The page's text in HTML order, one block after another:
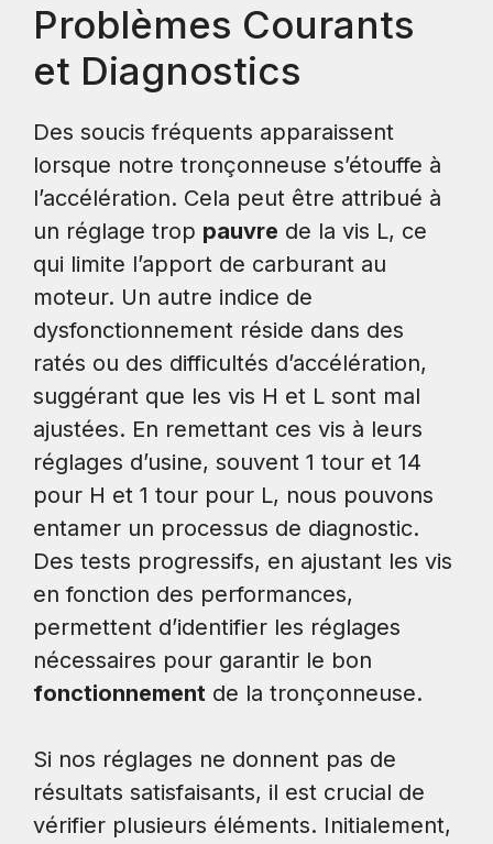
Problèmes Courants
et Diagnostics
Des soucis fréquents apparaissent
lorsque notre tronçonneuse s’étouffe à
l’accélération. Cela peut être attribué à
un réglage trop pauvre de la vis L, ce
qui limite l’apport de carburant au
moteur. Un autre indice de
dysfonctionnement réside dans des
ratés ou des difficultés d’accélération,
suggérant que les vis H et L sont mal
ajustées. En remettant ces vis à leurs
réglages d’usine, souvent 1 tour et 14
pour H et 1 tour pour L, nous pouvons
entamer un processus de diagnostic.
Des tests progressifs, en ajustant les vis
en fonction des performances,
permettent d’identifier les réglages
nécessaires pour garantir le bon
fonctionnement de la tronçonneuse.
Si nos réglages ne donnent pas de
résultats satisfaisants, il est crucial de
vérifier plusieurs éléments. Initialement,